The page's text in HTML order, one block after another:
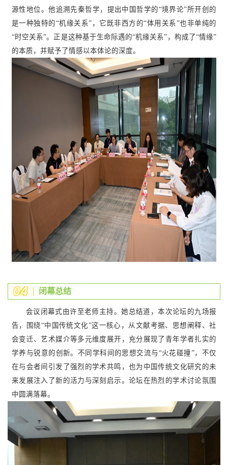
源性地位。他追溯先秦哲学 ，提出中国哲学的“境界论”所开创的
是一种独特的“机缘关系”，它既非西方的“体用关系”也非单纯的
“时空关系”。正是这种基于生命际遇的“机缘关系”，构成了“情缘”
的本质，并赋予了情感以本体论的深度。
04 闭幕总结
会议闭幕式由许至老师主持。她总结道，本次论坛的九场报
告，围绕“中国传统文化”这一核心，从文献考据、思想阐释、社
会变迁、艺术媒介等多元维度展开，充分展现了青年学者扎实的
学养与锐意的创新。不同学科间的思想交流与“火花碰撞”，不仅
在与会者间引发了强烈的学术共鸣，也为中国传统文化研究的未
来发展注入了新的活力与深刻启示。论坛在热烈的学术讨论氛围
中圆满落幕。